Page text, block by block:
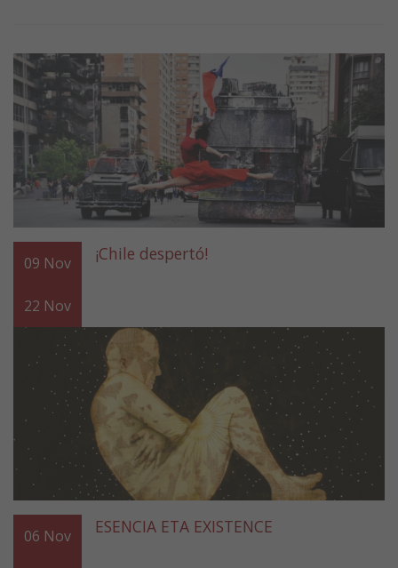
09 Nov
22 Nov
¡Chile despertó!
06 Nov ESENCIA ETA EXISTENCE